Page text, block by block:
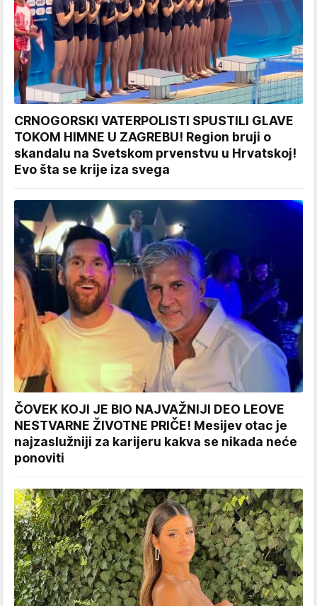
CRNOGORSKI VATERPOLISTI SPUSTILI GLAVE
TOKOM HIMNE U ZAGREBU! Region bruji o
skandalu na Svetskom prvenstvu u Hrvatskoj!
Evo šta se krije iza svega
ČOVEK KOJI JE BIO NAJVAŽNIJI DEO LEOVE
NESTVARNE ŽIVOTNE PRIČE! Mesijev otac je
najzaslužniji za karijeru kakva se nikada neće
ponoviti